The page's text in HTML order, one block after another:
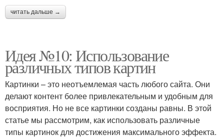
читать дальше →
Идея №10: Использование
различных типов картин
Картинки – это неотъемлемая часть любого сайта. Они
делают контент более привлекательным и удобным для
восприятия. Но не все картинки созданы равны. В этой
статье мы рассмотрим, как использовать различные
типы картинок для достижения максимального эффекта.